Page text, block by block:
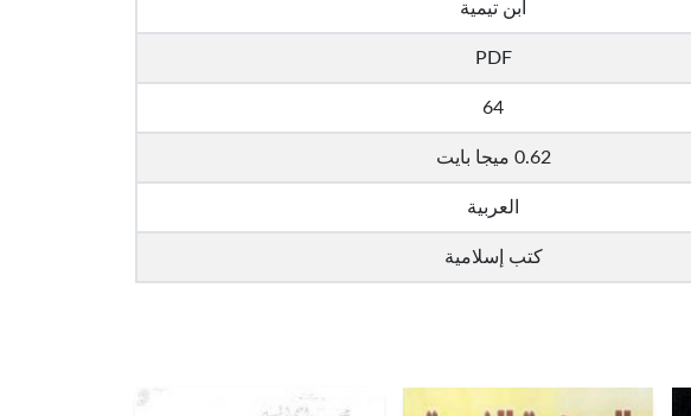
ابن تيمية
PDF
64
0.62 ميجا بايت
العربية
كتب إسلامية